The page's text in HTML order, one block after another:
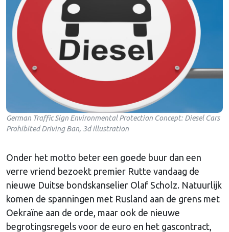
German Traffic Sign Environmental Protection Concept: Diesel Cars
Prohibited Driving Ban, 3d illustration
Onder het motto beter een goede buur dan een
verre vriend bezoekt premier Rutte vandaag de
nieuwe Duitse bondskanselier Olaf Scholz. Natuurlijk
komen de spanningen met Rusland aan de grens met
Oekraïne aan de orde, maar ook de nieuwe
begrotingsregels voor de euro en het gascontract,